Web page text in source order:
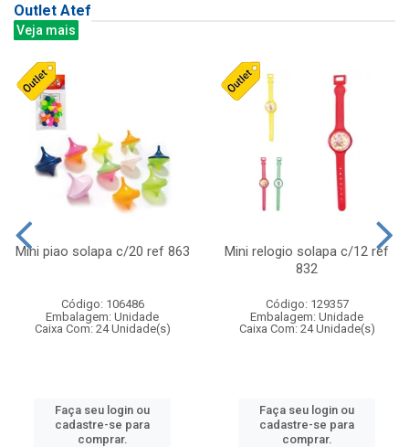
Outlet Atef
Veja mais
Mini piao solapa c/20 ref 863
Código: 106486
Embalagem: Unidade
Caixa Com: 24 Unidade(s)
Faça seu login ou
cadastre-se para
comprar.
Mini relogio solapa c/12 ref
832
Código: 129357
Embalagem: Unidade
Caixa Com: 24 Unidade(s)
Faça seu login ou
cadastre-se para
comprar.